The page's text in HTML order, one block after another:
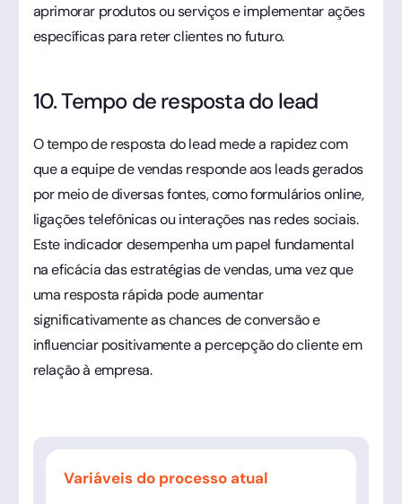
aprimorar produtos ou serviços e implementar ações
específicas para reter clientes no futuro.
10. Tempo de resposta do lead
O tempo de resposta do lead mede a rapidez com
que a equipe de vendas responde aos leads gerados
por meio de diversas fontes, como formulários online,
ligações telefônicas ou interações nas redes sociais.
Este indicador desempenha um papel fundamental
na eficácia das estratégias de vendas, uma vez que
uma resposta rápida pode aumentar
significativamente as chances de conversão e
influenciar positivamente a percepção do cliente em
relação à empresa.
Variáveis do processo atual